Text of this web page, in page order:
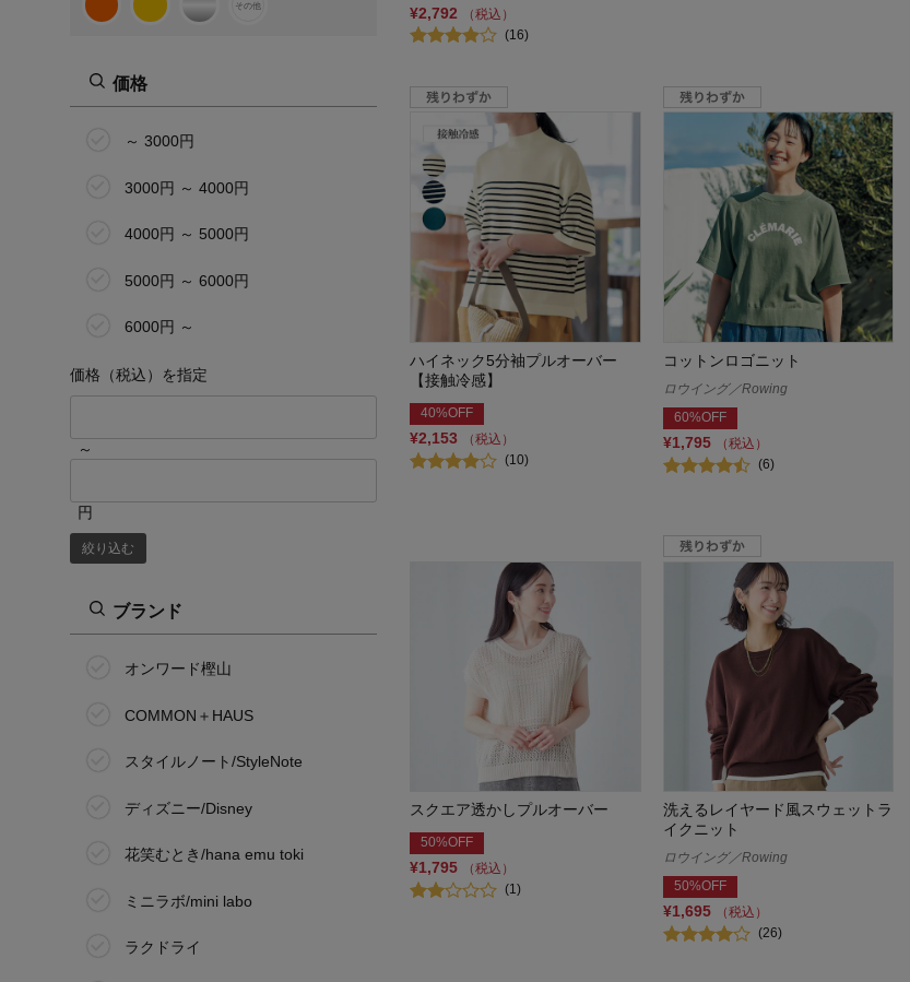
その他
価格
～ 3000円
3000円 ～ 4000円
4000円 ～ 5000円
5000円 ～ 6000円
6000円 ～
価格（税込）を指定
～
円
絞り込む
ブランド
オンワード樫山
COMMON＋HAUS
スタイルノート/StyleNote
ディズニー/Disney
花笑むとき/hana emu toki
ミニラボ/mini labo
ラクドライ
¥2,792
（税込）
(16)
ハイネック5分袖プルオーバー
【接触冷感】
40%OFF
¥2,153
（税込）
(10)
コットンロゴニット
ロウイング／Rowing
60%OFF
¥1,795
（税込）
(6)
スクエア透かしプルオーバー
50%OFF
¥1,795
（税込）
(1)
洗えるレイヤード風スウェットラ
イクニット
ロウイング／Rowing
50%OFF
¥1,695
（税込）
(26)